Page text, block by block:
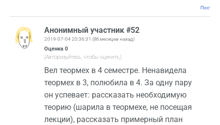
Анонимный участник #52
2019-07-04 20:36:31 (86 месяцев назад)
Оценка 0
(Авторизуйтесь, чтобы оценить)
Вел теормех в 4 семестре. Ненавидела
теормех в 3, полюбила в 4. За одну пару
он успевает: рассказать необходимую
теорию (шарила в теормехе, не посещая
лекции), рассказать примерный план